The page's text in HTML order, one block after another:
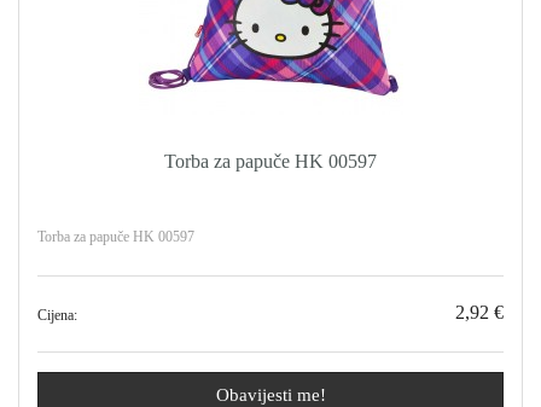
Torba za papuče HK 00597
Torba za papuče HK 00597
Cijena: 2,92 €
Obavijesti me!